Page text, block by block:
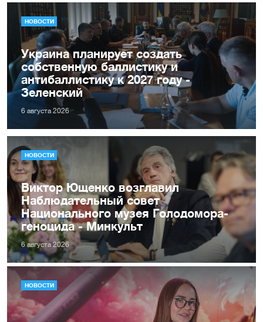
НОВОСТИ
Украина планирует создать
собственную баллистику и
антибаллистику к 2027 году -
Зеленский
6 августа 2026
НОВОСТИ
Виктор Ющенко возглавил
Наблюдательный совет
Национального музея Голодомора-
геноцида - Минкульт
6 августа 2026
НОВОСТИ